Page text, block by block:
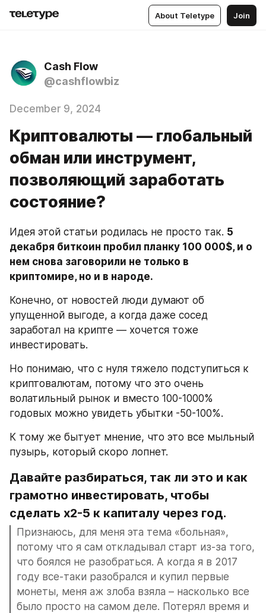
About Teletype Join
Cash Flow
@cashflowbiz
December 9, 2024
Криптовалюты — глобальный
обман или инструмент,
позволяющий заработать
состояние?
Идея этой статьи родилась не просто так. 5
декабря биткоин пробил планку 100 000$, и о
нем снова заговорили не только в
криптомире, но и в народе.
Конечно, от новостей люди думают об
упущенной выгоде, а когда даже сосед
заработал на крипте — хочется тоже
инвестировать.
Но понимаю, что с нуля тяжело подступиться к
криптовалютам, потому что это очень
волатильный рынок и вместо 100-1000%
годовых можно увидеть убытки -50-100%.
К тому же бытует мнение, что это все мыльный
пузырь, который скоро лопнет.
Давайте разбираться, так ли это и как
грамотно инвестировать, чтобы
сделать х2-5 к капиталу через год.
Признаюсь, для меня эта тема «больная»,
потому что я сам откладывал старт из-за того,
что боялся не разобраться. А когда я в 2017
году все-таки разобрался и купил первые
монеты, меня аж злоба взяла – насколько все
было просто на самом деле. Потерял время и